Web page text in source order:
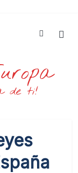
de ti!